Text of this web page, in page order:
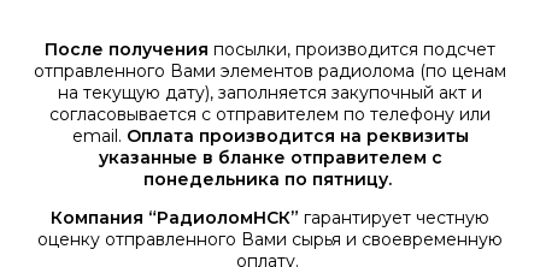
После получения посылки, производится подсчет
отправленного Вами элементов радиолома (по ценам
на текущую дату), заполняется закупочный акт и
согласовывается с отправителем по телефону или
email. Оплата производится на реквизиты
указанные в бланке отправителем с
понедельника по пятницу.
Компания “РадиоломНСК” гарантирует честную
оценку отправленного Вами сырья и своевременную
оплату.